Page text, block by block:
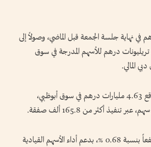
المدرجة من 3.889 تريليونات درهم في نهاية جلسة الجمعة قبل الماضي، وصولاً إلى
3.899 تريليونات درهم بنهاية جلسة الجمعة، موزعة بواقع 2.901 تريليونات درهم للأسهم المدرجة في سوق
وسجلت سيولة الأسهم المحلية نحو 7.48 مليارات درهم، موزعة بواقع 4.63 مليارات درهم في سوق أبوظبي،
وحقق سوق دبي مكاسب أسبوعية ناهزت 4.6 مليارات درهم مرتفعاً بنسبة 0.68 %، بدعم أداء الأسهم القيادية